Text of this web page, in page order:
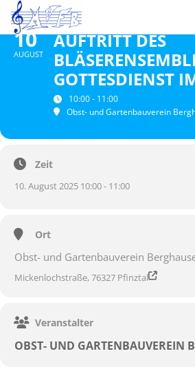
10
AUGUST
AUFTRITT DES
GOTTESDIENST
10:00 - 11:00
Obst- und Gartenbauverein
Zeit
10. August 2025 10:00 - 11:00
Ort
Obst- und Gartenbauverein
Mickenlochstraße, 76327 Pfinztal
Veranstalter
OBST- UND GARTENBAUVEREIN